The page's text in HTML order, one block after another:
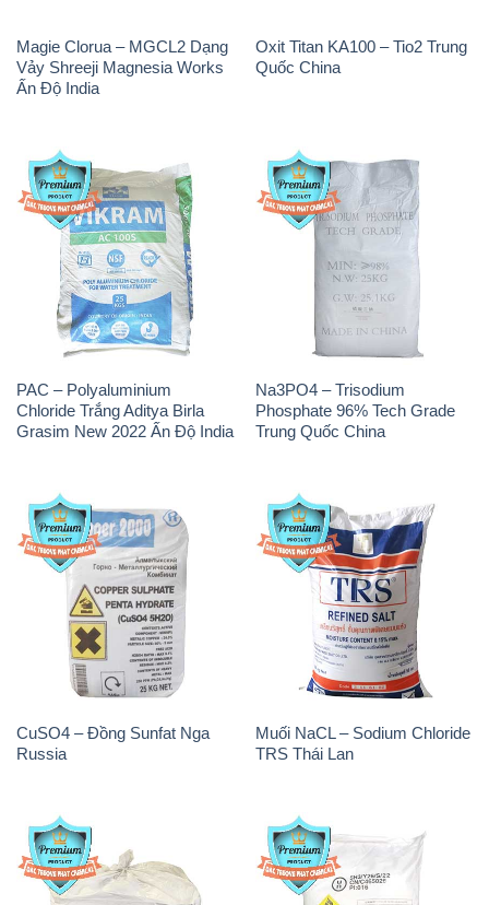
Magie Clorua – MGCL2 Dạng
Vảy Shreeji Magnesia Works
Ấn Độ India
Oxit Titan KA100 – Tio2 Trung
Quốc China
PAC – Polyaluminium
Chloride Trắng Aditya Birla
Grasim New 2022 Ấn Độ India
Na3PO4 – Trisodium
Phosphate 96% Tech Grade
Trung Quốc China
CuSO4 – Đồng Sunfat Nga
Russia
Muối NaCL – Sodium Chloride
TRS Thái Lan